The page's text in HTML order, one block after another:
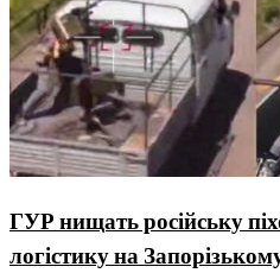
ГУР нищать російську
логістику на